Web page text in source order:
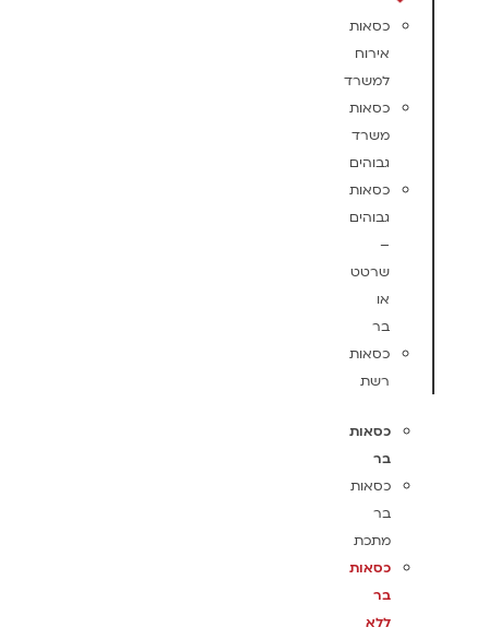
כסאות
אירוח
למשרד
כסאות
משרד
גבוהים
כסאות
גבוהים
–
שרטט
או
בר
כסאות
רשת
כסאות
בר
כסאות
בר
מתכת
כסאות
בר
ללא